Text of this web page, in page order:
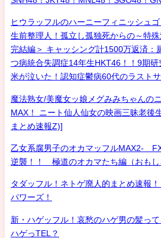
ヒウラッフルのハーニーフィニッシュ
生前整理人！孤立し孤独死からの～特
完結編＞ キャッシング計1500万返済：
つ病統合失調症14年生HKT46！！9期
米が泣いた！認知症鬱病60代のラスト
魔法熟女/美魔女ッ娘メグみみちゃんの
MAX！ ニート仙人仙女の映画三昧老後
まとめ速報Z)]
乙女系腐男子のオカマッフルMAX2-
逆襲！！ 極道のオカマたち編（おもし
タダッフル！ネトゲ廃人的まとめ速報
パワーズ！
新・ハゲッフル！哀愁のハゲ男の髪っ
ハゲっTEL？